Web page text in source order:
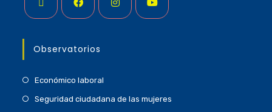
Observatorios
Económico laboral
Seguridad ciudadana de las mujeres